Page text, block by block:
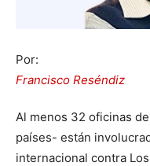
Por:
Francisco Reséndiz
Al menos 32 oficinas
países- están
internacional contra